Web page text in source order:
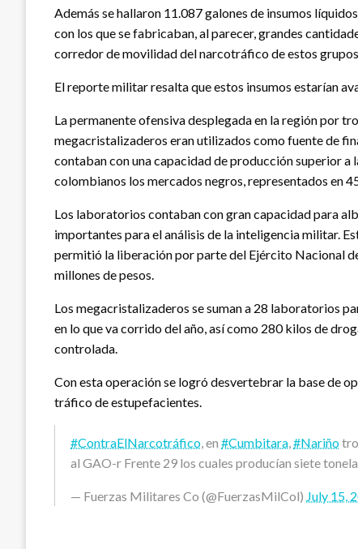
Además se hallaron 11.087 galones de insumos
con los que se fabricaban, al parecer, grandes
corredor de movilidad del narcotráfico de estos grupos
El reporte militar resalta que estos insumos estarían
La permanente ofensiva desplegada en la región por
megacristalizaderos eran utilizados como fuente de
contaban con una capacidad de producción superior a
colombianos los mercados negros, representados en
Los laboratorios contaban con gran capacidad para
importantes para el análisis de la inteligencia militar.
permitió la liberación por parte del Ejército Nacional
millones de pesos.
Los megacristalizaderos se suman a 28 laboratorios
en lo que va corrido del año, así como 280 kilos de
controlada.
Con esta operación se logró desvertebrar la base de
tráfico de estupefacientes.
#ContraElNarcotráfico , en #Cumbitara #Nariño
al GAO-r Frente 29 los cuales producían siete
— Fuerzas Militares Co (@FuerzasMilCol) July 15,